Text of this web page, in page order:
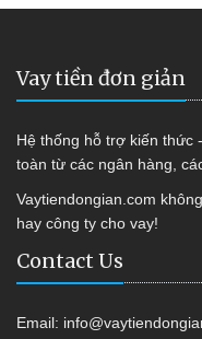
Vay tiền đơn giản
Hệ thống hỗ trợ kiến thức
toàn từ các ngân hàng,
Vaytiendongian.com
hay công ty cho vay!
Contact Us
Email: